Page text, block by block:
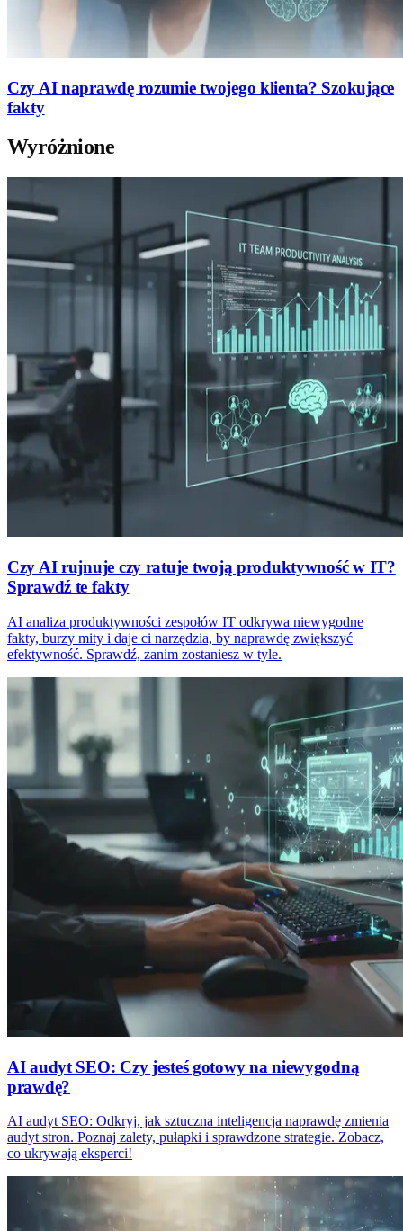
Czy AI naprawdę rozumie twojego klienta? Szokujące
fakty
Wyróżnione
Czy AI rujnuje czy ratuje twoją produktywność w IT?
Sprawdź te fakty
AI analiza produktywności zespołów IT odkrywa niewygodne
fakty, burzy mity i daje ci narzędzia, by naprawdę zwiększyć
efektywność. Sprawdź, zanim zostaniesz w tyle.
AI audyt SEO: Czy jesteś gotowy na niewygodną
prawdę?
AI audyt SEO: Odkryj, jak sztuczna inteligencja naprawdę zmienia
audyt stron. Poznaj zalety, pułapki i sprawdzone strategie. Zobacz,
co ukrywają eksperci!